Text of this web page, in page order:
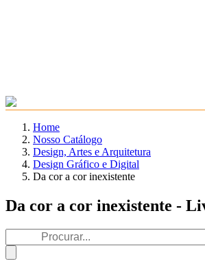
Home
Nosso Catálogo
Design, Artes e Arquitetura
Design Gráfico e Digital
Da cor a cor inexistente
Da cor a cor inexistente -